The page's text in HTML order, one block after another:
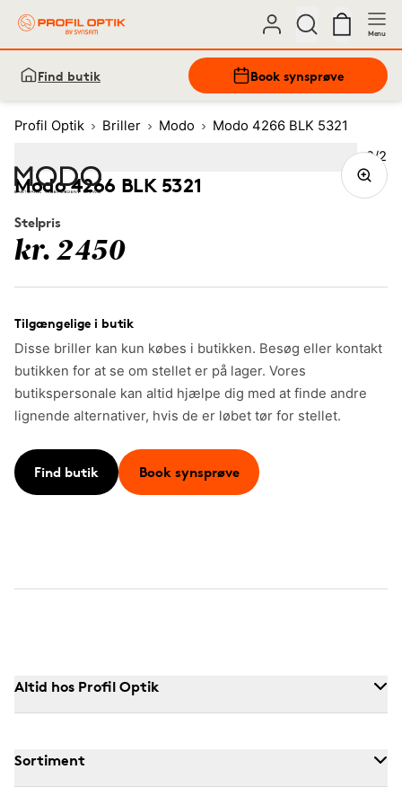
Menu
Find butik Book synsprøve
Profil Optik Briller Modo Modo 4266 BLK 5321
Modo 4266 BLK 5321
Stelpris
kr. 2450
Tilgængelige i butik
Disse briller kan kun købes i butikken. Besøg eller kontakt
butikken for at se om stellet er på lager. Vores
butikspersonale kan altid hjælpe dig med at finde andre
lignende alternativer, hvis de er løbet tør for stellet.
Find butik Book synsprøve
2/2
Image (Current image)
Altid hos Profil Optik
Sortiment